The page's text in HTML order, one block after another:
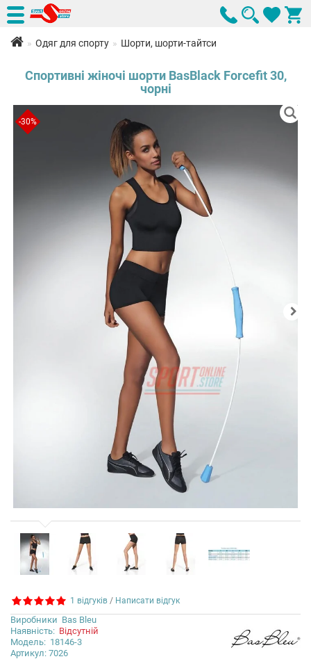
Одяг для спорту Шорти, шорти-тайтси
Спортивні жіночі шорти BasBlack Forcefit 30,
чорні
-30%
1 відгуків / Написати відгук
Виробники Bas Bleu
Наявність: Відсутній
Модель: 18146-3
Артикул: 7026